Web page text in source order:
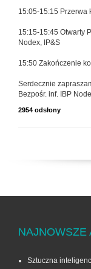
15:05-15:15 Przerwa
15:15-15:45 Otwarty
Nodex, IP&S
15:50 Zakończenie
Serdecznie
Bezpośr. inf. IBP
2954 odsłony
NAJNOWSZE
Sztuczna